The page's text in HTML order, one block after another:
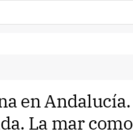
en Andalucía.
La mar como